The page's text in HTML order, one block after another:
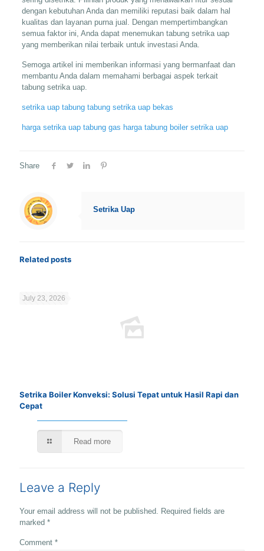
dengan kebutuhan Anda dan memiliki reputasi baik dalam hal
kualitas dan layanan purna jual. Dengan mempertimbangkan
semua faktor ini, Anda dapat menemukan tabung setrika uap
yang memberikan nilai terbaik untuk investasi Anda.
Semoga artikel ini memberikan informasi yang bermanfaat dan
membantu Anda dalam memahami berbagai aspek terkait
tabung setrika uap.
setrika uap tabung tabung setrika uap bekas
harga setrika uap tabung gas harga tabung boiler setrika uap
Share
Setrika Uap
Related posts
July 23, 2026
Setrika Boiler Konveksi: Solusi Tepat untuk Hasil Rapi dan
Cepat
Read more
Leave a Reply
Your email address will not be published. Required fields are
marked *
Comment *